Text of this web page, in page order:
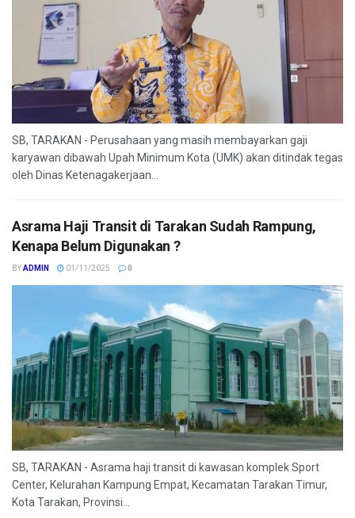
SB, TARAKAN - Perusahaan yang masih membayarkan gaji
karyawan dibawah Upah Minimum Kota (UMK) akan ditindak tegas
oleh Dinas Ketenagakerjaan...
Asrama Haji Transit di Tarakan Sudah Rampung,
Kenapa Belum Digunakan ?
BYADMIN 01/11/2025 0
SB, TARAKAN - Asrama haji transit di kawasan komplek Sport
Center, Kelurahan Kampung Empat, Kecamatan Tarakan Timur,
Kota Tarakan, Provinsi...